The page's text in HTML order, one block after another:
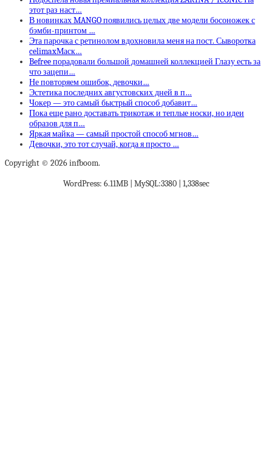
этот раз наст…
В новинках MANGO появились целых две модели босоножек с
бэмби-принтом …
Эта парочка с ретинолом вдохновила меня на пост. Сыворотка
celimaxМаск…
Befree порадовали большой домашней коллекцией Глазу есть за
что зацепи…
Не повторяем ошибок, девочки…
Эстетика последних августовских дней в п…
Чокер — это самый быстрый способ добавит…
Пока еще рано доставать трикотаж и теплые носки, но идеи
образов для п…
Яркая майка — самый простой способ мгнов…
Девочки, это тот случай, когда я просто …
Copyright © 2026 infboom.
WordPress: 6.11MB | MySQL:3380 | 1,338sec